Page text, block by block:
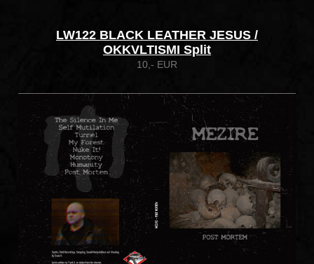
LW122 BLACK LEATHER JESUS /
OKKVLTISMI Split
10,- EUR